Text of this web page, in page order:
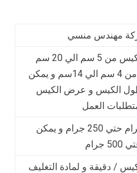
طول الكيس من 5 سم الي 20 سم
وعرض من 4 سم الي 14سم و يمكن
الكيس و عرض الكيس
العمل
من 5 جرام حتي 250 جرام و يمكن
جرام
33كيس / دقيقة و لمادة التغليف